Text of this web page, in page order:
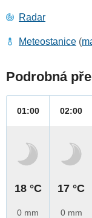
Radar
Meteostanice (
Podrobná
01:00
18 °C
0 mm
02:00
17 °C
0 mm